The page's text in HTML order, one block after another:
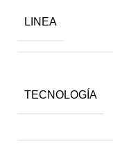
LINEA
TECNOLOGÍA